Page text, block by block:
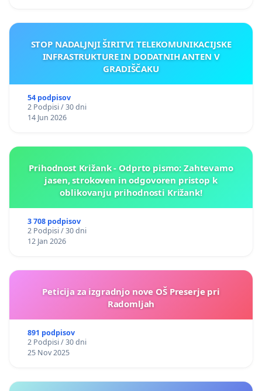
STOP NADALJNJI ŠIRITVI TELEKOMUNIKACIJSKE
INFRASTRUKTURE IN DODATNIH ANTEN V
GRADIŠČAKU
54 podpisov
2 Podpisi / 30 dni
14 Jun 2026
Prihodnost Križank - Odprto pismo: Zahtevamo
jasen, strokoven in odgovoren pristop k
oblikovanju prihodnosti Križank!
3 708 podpisov
2 Podpisi / 30 dni
12 Jan 2026
Peticija za izgradnjo nove OŠ Preserje pri
Radomljah
891 podpisov
2 Podpisi / 30 dni
25 Nov 2025